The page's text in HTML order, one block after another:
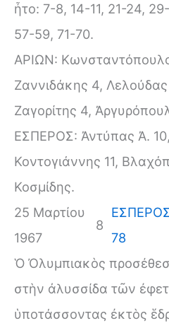
ἦτο: 7-8, 14-11, 21-24,
57-59, 71-70.
ΑΡΙΩΝ:
Ζαννιδάκης 4,
Ζαγορίτης 4,
ΕΣΠΕΡΟΣ: Ἀντύπας Ἀ.
Κοντογιάννης 11,
Κοσμίδης.
25 Μαρτίου
1967
8
78
Ὁ Ὀλυμπιακὸς
στὴν ἀλυσσίδα τῶν
ὑποτάσσοντας ἐκτὸς